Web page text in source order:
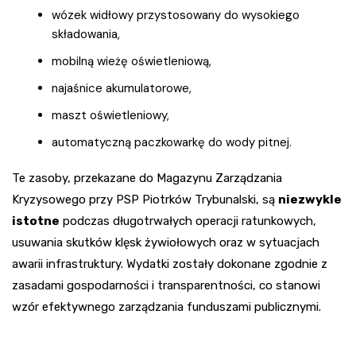
wózek widłowy przystosowany do wysokiego
składowania,
mobilną wieżę oświetleniową,
najaśnice akumulatorowe,
maszt oświetleniowy,
automatyczną paczkowarkę do wody pitnej.
Te zasoby, przekazane do Magazynu Zarządzania
Kryzysowego przy PSP Piotrków Trybunalski, są niezwykle
istotne podczas długotrwałych operacji ratunkowych,
usuwania skutków klęsk żywiołowych oraz w sytuacjach
awarii infrastruktury. Wydatki zostały dokonane zgodnie z
zasadami gospodarności i transparentności, co stanowi
wzór efektywnego zarządzania funduszami publicznymi.